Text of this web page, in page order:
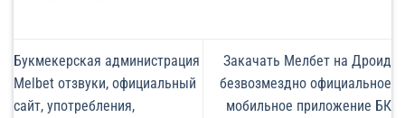
Букмекерская администрация
Melbet отзвуки, официальный
сайт, употребления,
Закачать Мелбет на Дроид
безвозмездно официальное
мобильное приложение БК